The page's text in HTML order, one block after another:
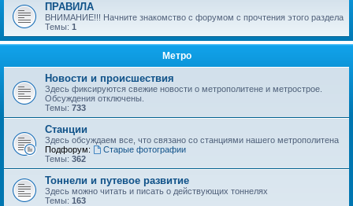
ПРАВИЛА
ВНИМАНИЕ!!! Начните знакомство с форумом с прочтения этого раздела
Темы: 1
Метро
Новости и происшествия
Здесь фиксируются свежие новости о метрополитене и метрострое.
Обсуждения отключены.
Темы: 733
Станции
Здесь обсуждаем все, что связано со станциями нашего метрополитена
Подфорум:
Старые фотографии
Темы: 362
Тоннели и путевое развитие
Здесь можно читать и писать о действующих тоннелях
Темы: 163